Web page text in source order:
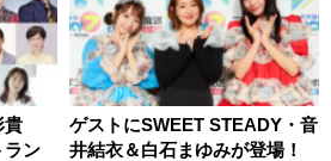
貴
ラン
ゲストにSWEET STEADY・音
井結衣＆白石まゆみが登場！